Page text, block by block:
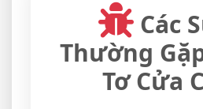
Các
Thường
Tơ Cửa